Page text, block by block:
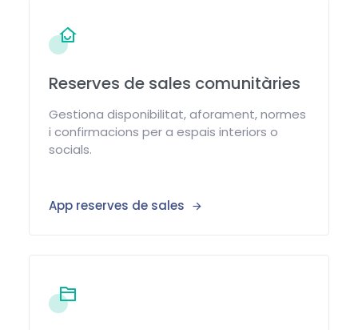
Reserves de sales comunitàries
Gestiona disponibilitat, aforament, normes
i confirmacions per a espais interiors o
socials.
App reserves de sales